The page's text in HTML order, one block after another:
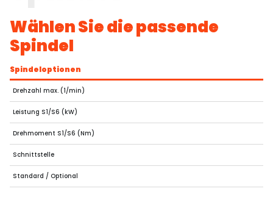
Wählen Sie die passende
Spindel
Spindeloptionen
Drehzahl max. (1/min)
Leistung S1/S6 (kW)
Drehmoment S1/S6 (Nm)
Schnittstelle
Standard / Optional